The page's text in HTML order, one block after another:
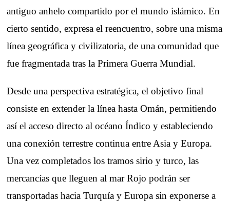
antiguo anhelo compartido por el mundo islámico. En
cierto sentido, expresa el reencuentro, sobre una misma
línea geográfica y civilizatoria, de una comunidad que
fue fragmentada tras la Primera Guerra Mundial.
Desde una perspectiva estratégica, el objetivo final
consiste en extender la línea hasta Omán, permitiendo
así el acceso directo al océano Índico y estableciendo
una conexión terrestre continua entre Asia y Europa.
Una vez completados los tramos sirio y turco, las
mercancías que lleguen al mar Rojo podrán ser
transportadas hacia Turquía y Europa sin exponerse a